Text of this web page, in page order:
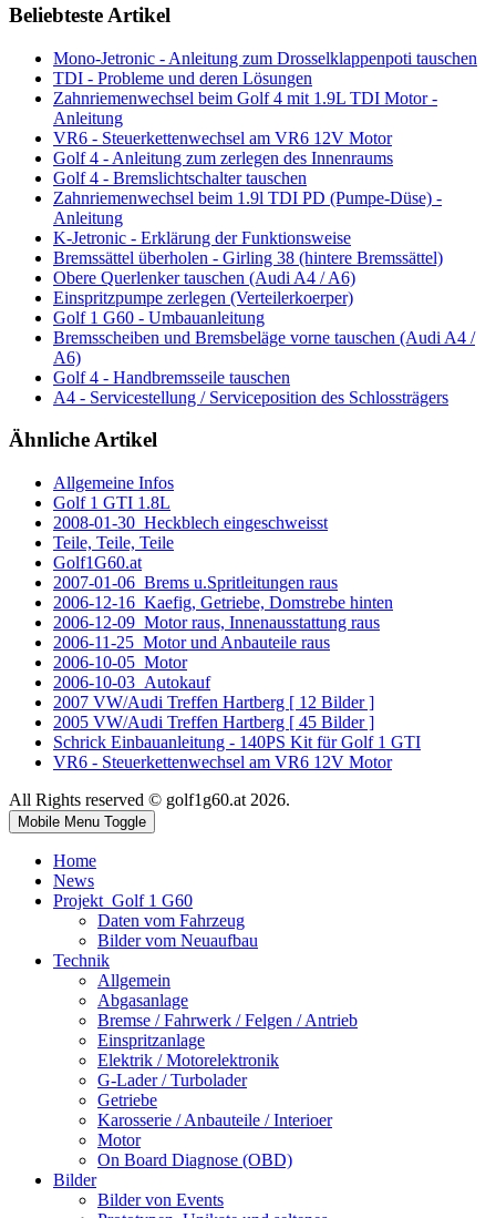
Beliebteste Artikel
Mono-Jetronic - Anleitung zum Drosselklappenpoti tauschen
TDI - Probleme und deren Lösungen
Zahnriemenwechsel beim Golf 4 mit 1.9L TDI Motor -
Anleitung
VR6 - Steuerkettenwechsel am VR6 12V Motor
Golf 4 - Anleitung zum zerlegen des Innenraums
Golf 4 - Bremslichtschalter tauschen
Zahnriemenwechsel beim 1.9l TDI PD (Pumpe-Düse) -
Anleitung
K-Jetronic - Erklärung der Funktionsweise
Bremssättel überholen - Girling 38 (hintere Bremssättel)
Obere Querlenker tauschen (Audi A4 / A6)
Einspritzpumpe zerlegen (Verteilerkoerper)
Golf 1 G60 - Umbauanleitung
Bremsscheiben und Bremsbeläge vorne tauschen (Audi A4 /
A6)
Golf 4 - Handbremsseile tauschen
A4 - Servicestellung / Serviceposition des Schlossträgers
Ähnliche Artikel
Allgemeine Infos
Golf 1 GTI 1.8L
2008-01-30_Heckblech eingeschweisst
Teile, Teile, Teile
Golf1G60.at
2007-01-06_Brems u.Spritleitungen raus
2006-12-16_Kaefig, Getriebe, Domstrebe hinten
2006-12-09_Motor raus, Innenausstattung raus
2006-11-25_Motor und Anbauteile raus
2006-10-05_Motor
2006-10-03_Autokauf
2007 VW/Audi Treffen Hartberg [ 12 Bilder ]
2005 VW/Audi Treffen Hartberg [ 45 Bilder ]
Schrick Einbauanleitung - 140PS Kit für Golf 1 GTI
VR6 - Steuerkettenwechsel am VR6 12V Motor
All Rights reserved © golf1g60.at 2026.
Mobile Menu Toggle
Home
News
Projekt_Golf 1 G60
Daten vom Fahrzeug
Bilder vom Neuaufbau
Technik
Allgemein
Abgasanlage
Bremse / Fahrwerk / Felgen / Antrieb
Einspritzanlage
Elektrik / Motorelektronik
G-Lader / Turbolader
Getriebe
Karosserie / Anbauteile / Interioer
Motor
On Board Diagnose (OBD)
Bilder
Bilder von Events